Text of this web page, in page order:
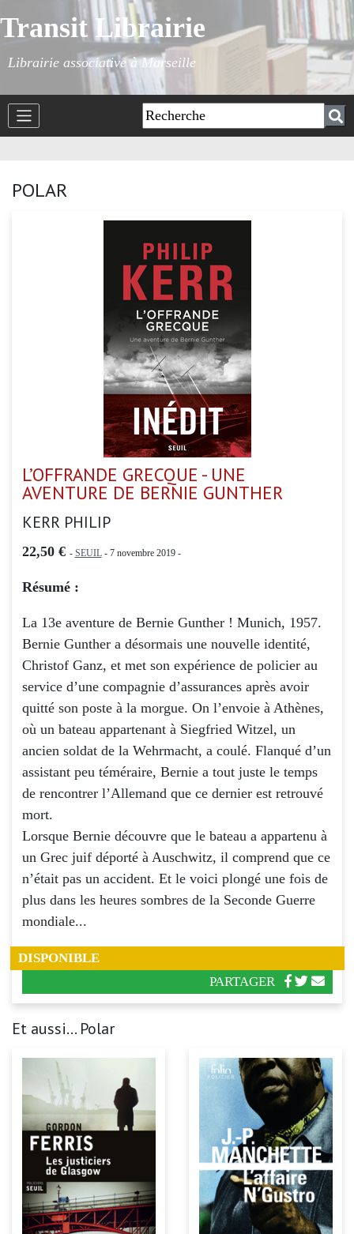
Transit Librairie
Librairie associative à Marseille
POLAR
L’OFFRANDE GRECQUE - UNE
AVENTURE DE BERNIE GUNTHER
KERR PHILIP
22,50 € - SEUIL- 7 novembre 2019 -
Résumé :
La 13e aventure de Bernie Gunther ! Munich, 1957.
Bernie Gunther a désormais une nouvelle identité,
Christof Ganz, et met son expérience de policier au
service d’une compagnie d’assurances après avoir
quitté son poste à la morgue. On l’envoie à Athènes,
où un bateau appartenant à Siegfried Witzel, un
ancien soldat de la Wehrmacht, a coulé. Flanqué d’un
assistant peu téméraire, Bernie a tout juste le temps
de rencontrer l’Allemand que ce dernier est retrouvé
mort.
Lorsque Bernie découvre que le bateau a appartenu à
un Grec juif déporté à Auschwitz, il comprend que ce
n’était pas un accident. Et le voici plongé une fois de
plus dans les heures sombres de la Seconde Guerre
mondiale...
DISPONIBLE
PARTAGER
Et aussi... Polar